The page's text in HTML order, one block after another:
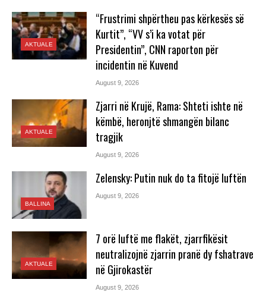
AKTUALE
“Frustrimi shpërtheu pas kërkesës së
Kurtit”, “VV s’i ka votat për
Presidentin”, CNN raporton për
incidentin në Kuvend
August 9, 2026
AKTUALE
Zjarri në Krujë, Rama: Shteti ishte në
këmbë, heronjtë shmangën bilanc
tragjik
August 9, 2026
BALLINA
Zelensky: Putin nuk do ta fitojë luftën
August 9, 2026
AKTUALE
7 orë luftë me flakët, zjarrfikësit
neutralizojnë zjarrin pranë dy fshatrave
në Gjirokastër
August 9, 2026